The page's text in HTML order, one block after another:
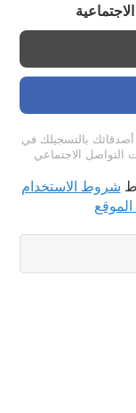
بالتسجيلك في
التواصل الاجتماعي
شروط الاستخدام